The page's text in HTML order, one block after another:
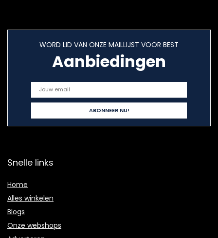
WORD LID VAN ONZE MAILLIJST VOOR BEST
Aanbiedingen
Snelle links
Home
Alles winkelen
Blogs
Onze webshops